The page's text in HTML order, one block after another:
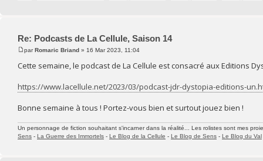
Re: Podcasts de La Cellule, Saison 14
parRomaric Briand » 16 Mar 2023, 11:04
Cette semaine, le podcast de La Cellule est consacré aux Editions
https://www.lacellule.net/2023/03/podcast-jdr-dystopia-editions-
Bonne semaine à tous ! Portez-vous bien et surtout jouez bien !
Un personnage de fiction souhaitant s'incarner dans la réalité... Les rolistes sont mes
Sens - La Guerre des Immortels - Le Blog de la Cellule - Le Blog de Sens - Le Blog du Val